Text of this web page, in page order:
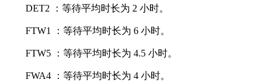
DET2 ：等待平均时长为 2 小时。
FTW1 ：等待平均时长为 6 小时。
FTW5 ：等待平均时长为 4.5 小时。
FWA4 ：等待平均时长为 4 小时。